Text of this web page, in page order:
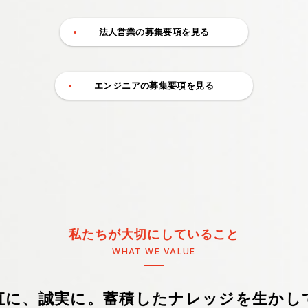
法人営業の募集要項を見る
エンジニアの募集要項を見る
私たちが大切にしていること
WHAT WE VALUE
に、誠実に。蓄積したナレッジを生かし